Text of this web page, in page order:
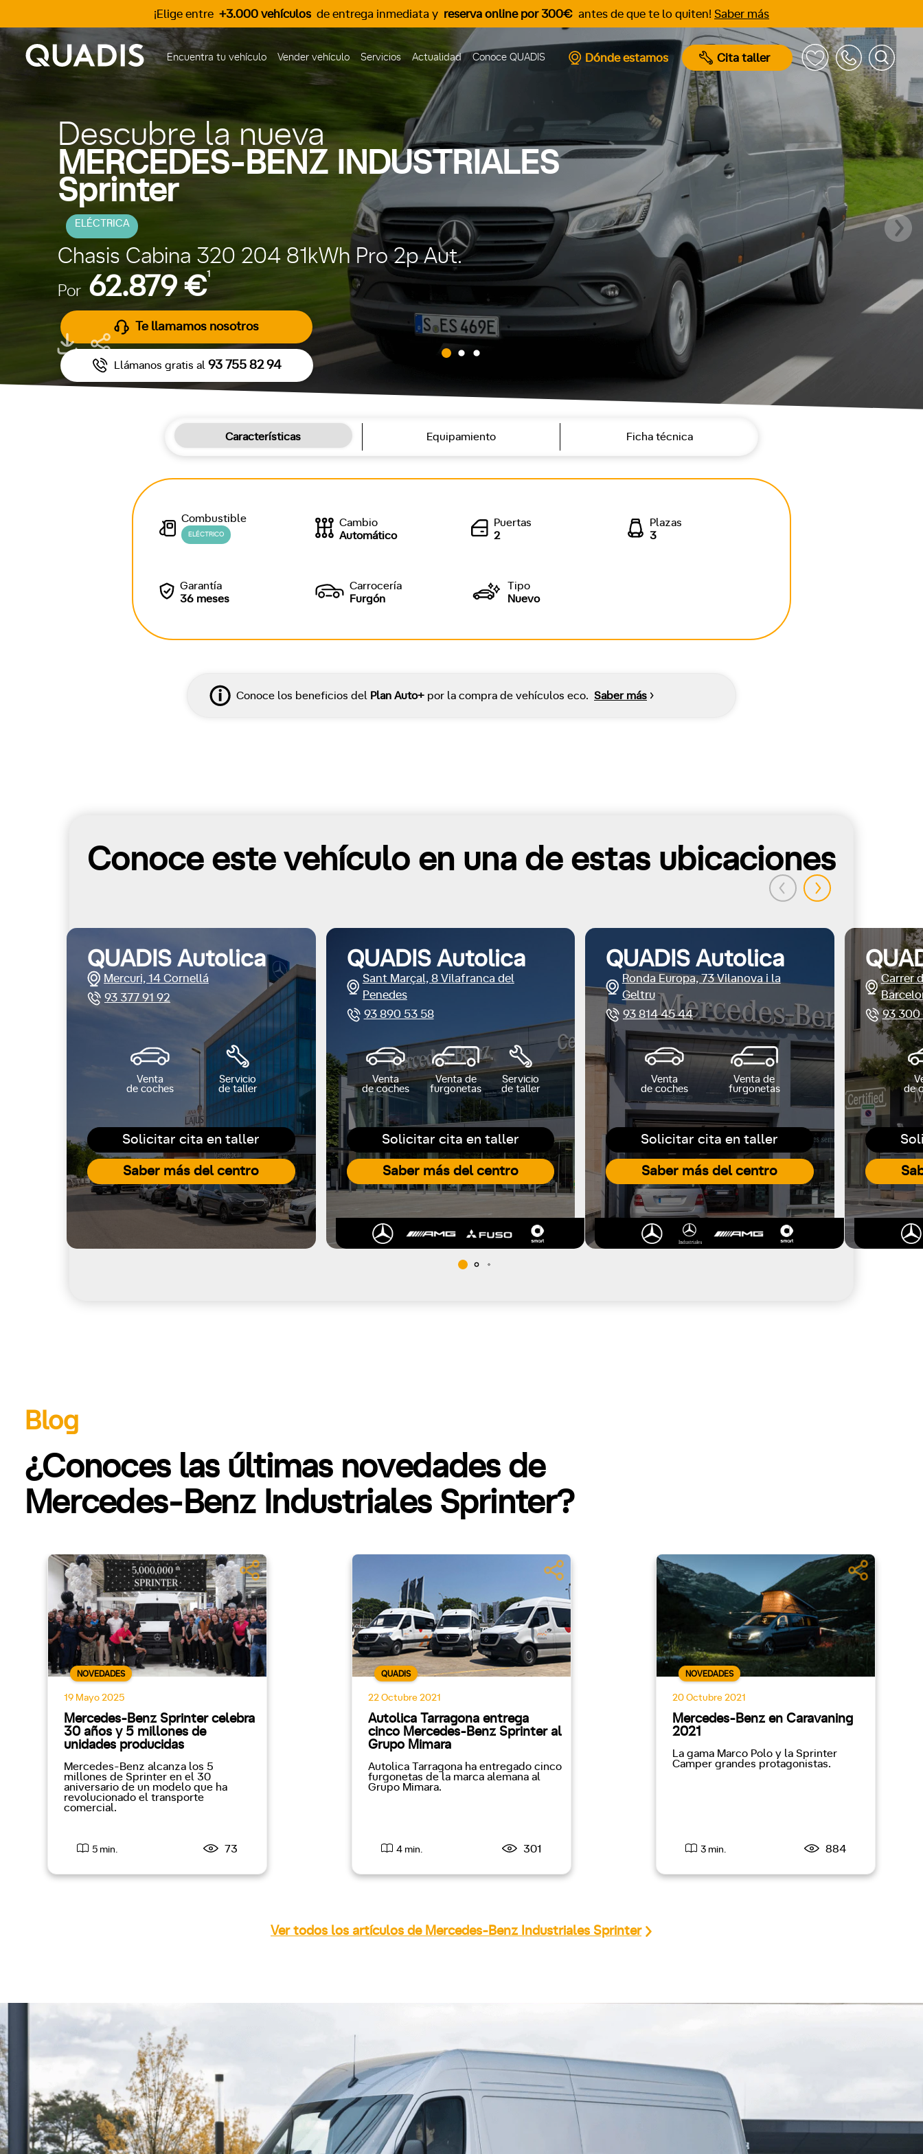
¡Elige entre +3.000 vehículos de entrega inmediata y reserva online por 300€ antes de que te lo quiten! Saber más
Encuentra tu vehículo Vender vehículo Servicios Actualidad Conoce QUADIS Dónde estamos Cita taller
Descubre la nueva
MERCEDES-BENZ INDUSTRIALES
Sprinter
ELÉCTRICA
Chasis Cabina 320 204 81kWh Pro 2p Aut.
Por 62.879 €1
Te llamamos nosotros
Llámanos gratis al 93 755 82 94
Características Equipamiento Ficha técnica
Combustible
ELÉCTRICO
Cambio
Automático
Puertas
2
Plazas
3
Garantía
36 meses
Carrocería
Furgón
Tipo
Nuevo
Conoce los beneficios del Plan Auto+ por la compra de vehículos eco. Saber más
Conoce este vehículo en una de estas ubicaciones
Solicitar cita en taller
Saber más del centro
QUADIS Autolica
Mercuri, 14 Cornellá
93 377 91 92
Venta
de coches
Servicio
de taller
Solicitar cita en taller
Saber más del centro
QUADIS Autolica
Sant Marçal, 8 Vilafranca del
Penedes
93 890 53 58
Venta
de coches
Venta de
furgonetas
Servicio
de taller
Solicitar cita en taller
Saber más del centro
QUADIS Autolica
Ronda Europa, 73 Vilanova i la
Geltru
93 814 45 44
Venta
de coches
Venta de
furgonetas
Carrer
93 300
de
Blog
¿Conoces las últimas novedades de
Mercedes-Benz Industriales Sprinter?
NOVEDADES
19 Mayo 2025
Mercedes-Benz Sprinter celebra
30 años y 5 millones de
unidades producidas
Mercedes-Benz alcanza los 5
millones de Sprinter en el 30
aniversario de un modelo que ha
revolucionado el transporte
comercial.
5 min. 73
QUADIS
22 Octubre 2021
Autolica Tarragona entrega
cinco Mercedes-Benz Sprinter al
Grupo Mimara
Autolica Tarragona ha entregado cinco
furgonetas de la marca alemana al
Grupo Mimara.
4 min. 301
NOVEDADES
20 Octubre 2021
Mercedes-Benz en Caravaning
2021
La gama Marco Polo y la Sprinter
Camper grandes protagonistas.
3 min. 884
Ver todos los artículos de Mercedes-Benz Industriales Sprinter